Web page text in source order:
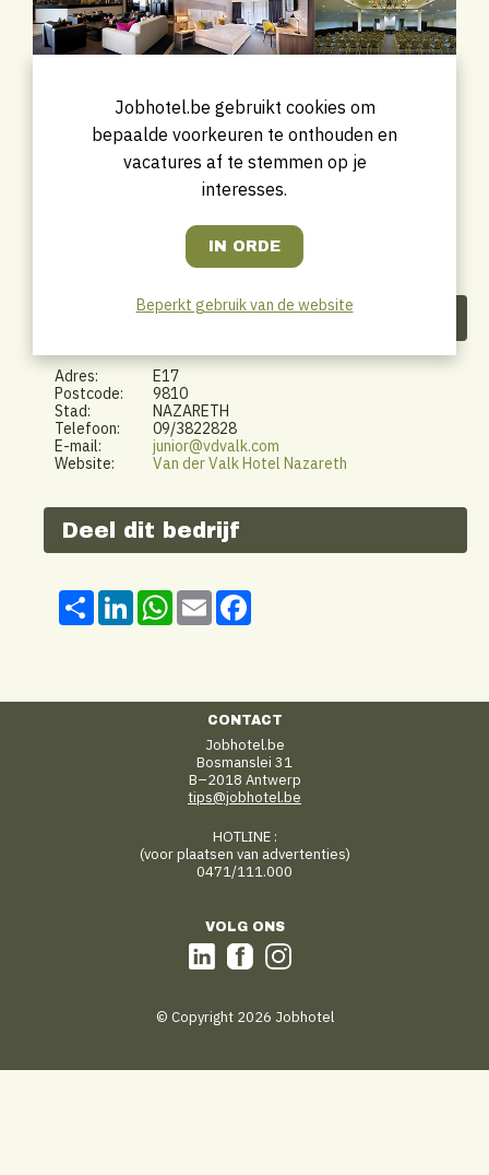
Contactgegevens
Adres:
E17
Postcode:
9810
Stad:
NAZARETH
Telefoon:
09/3822828
E-mail:
junior@vdvalk.com
Website:
Van der Valk Hotel Nazareth
Deel dit bedrijf
Share LinkedInWhatsApp
Email
CONTACT
Jobhotel.be
Bosmanslei 31
B–2018 Antwerp
tips@jobhotel.be
HOTLINE :
(voor plaatsen van advertenties)
0471/111.000
VOLG ONS
© Copyright 2026 Jobhotel
Jobhotel.be gebruikt cookies om
bepaalde voorkeuren te onthouden en
vacatures af te stemmen op je
interesses.
Beperkt gebruik van de website